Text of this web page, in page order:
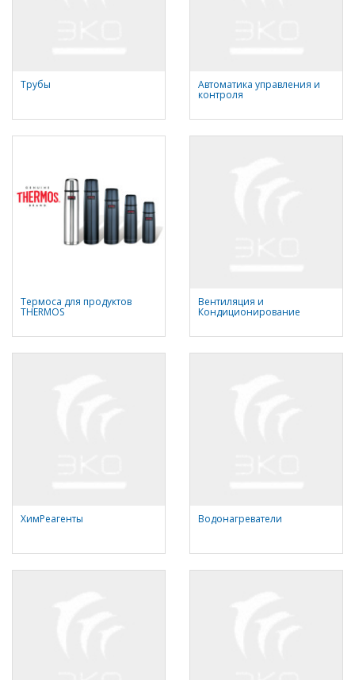
Трубы Автоматика управления и
контроля
Термоса для продуктов
THERMOS
Вентиляция и
Кондиционирование
ХимРеагенты Водонагреватели